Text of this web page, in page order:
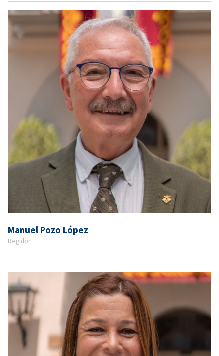
Manuel Pozo López
Regidor